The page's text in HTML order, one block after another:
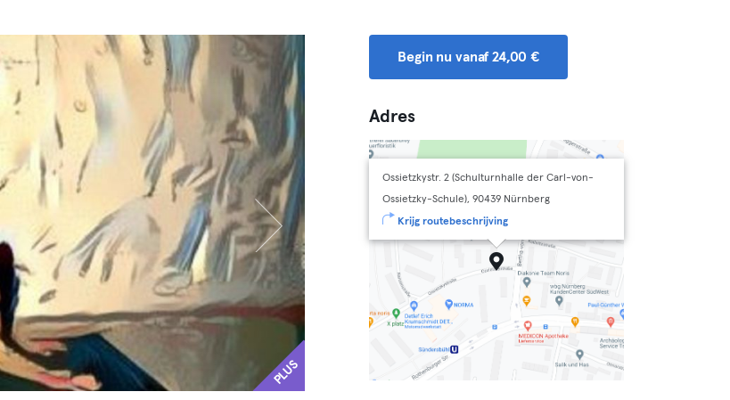
PLUS
Begin nu vanaf 24,00 €
Adres
Ossietzkystr. 2 (Schulturnhalle der Carl-von-
Ossietzky-Schule), 90439 Nürnberg
Krijg routebeschrijving